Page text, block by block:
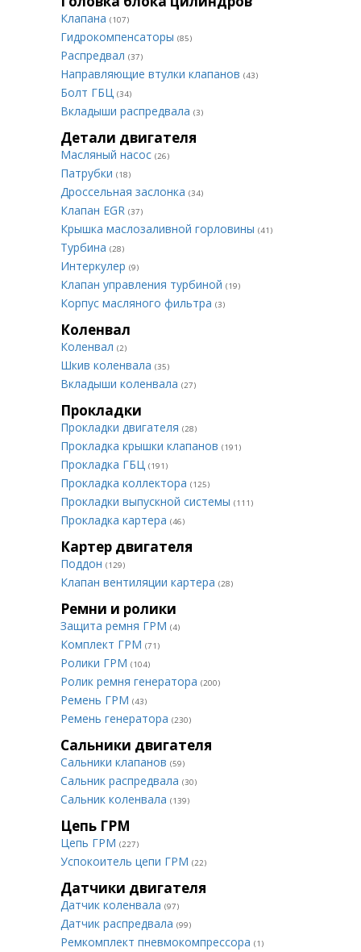
Клапана (107)
Гидрокомпенсаторы (85)
Распредвал (37)
Направляющие втулки клапанов (43)
Болт ГБЦ (34)
Вкладыши распредвала (3)
Детали двигателя
Масляный насос (26)
Патрубки (18)
Дроссельная заслонка (34)
Клапан EGR (37)
Крышка маслозаливной горловины (41)
Турбина (28)
Интеркулер (9)
Клапан управления турбиной (19)
Корпус масляного фильтра (3)
Коленвал
Коленвал (2)
Шкив коленвала (35)
Вкладыши коленвала (27)
Прокладки
Прокладки двигателя (28)
Прокладка крышки клапанов (191)
Прокладка ГБЦ (191)
Прокладка коллектора (125)
Прокладки выпускной системы (111)
Прокладка картера (46)
Картер двигателя
Поддон (129)
Клапан вентиляции картера (28)
Ремни и ролики
Защита ремня ГРМ (4)
Комплект ГРМ (71)
Ролики ГРМ (104)
Ролик ремня генератора (200)
Ремень ГРМ (43)
Ремень генератора (230)
Сальники двигателя
Сальники клапанов (59)
Сальник распредвала (30)
Сальник коленвала (139)
Цепь ГРМ
Цепь ГРМ (227)
Успокоитель цепи ГРМ (22)
Датчики двигателя
Датчик коленвала (97)
Датчик распредвала (99)
Ремкомплект пневмокомпрессора (1)